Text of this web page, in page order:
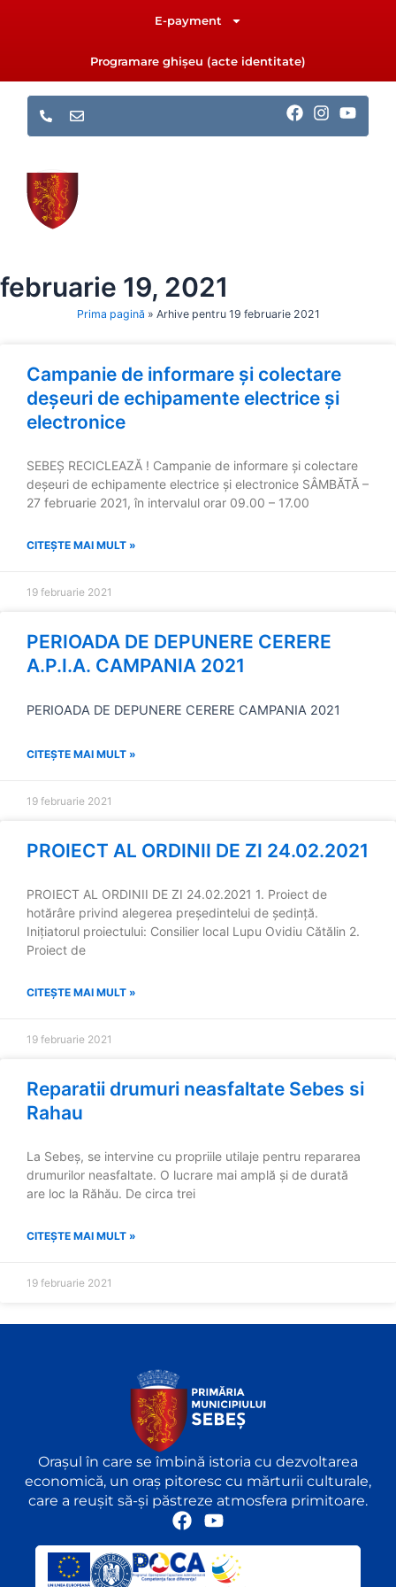
E-payment
Programare ghișeu (acte identitate)
F
I
Y
februarie 19, 2021
Prima pagină » Arhive pentru 19 februarie 2021
Campanie de informare și colectare
deșeuri de echipamente electrice și
electronice
SEBEȘ RECICLEAZĂ ! Campanie de informare și colectare
deșeuri de echipamente electrice și electronice SÂMBĂTĂ –
27 februarie 2021, în intervalul orar 09.00 – 17.00
CITEȘTE MAI MULT »
19 februarie 2021
PERIOADA DE DEPUNERE CERERE
A.P.I.A. CAMPANIA 2021
PERIOADA DE DEPUNERE CERERE CAMPANIA 2021
CITEȘTE MAI MULT »
19 februarie 2021
PROIECT AL ORDINII DE ZI 24.02.2021
PROIECT AL ORDINII DE ZI 24.02.2021 1. Proiect de
hotărâre privind alegerea președintelui de ședință.
Inițiatorul proiectului: Consilier local Lupu Ovidiu Cătălin 2.
Proiect de
CITEȘTE MAI MULT »
19 februarie 2021
Reparatii drumuri neasfaltate Sebes si
Rahau
La Sebeș, se intervine cu propriile utilaje pentru repararea
drumurilor neasfaltate. O lucrare mai amplă și de durată
are loc la Răhău. De circa trei
CITEȘTE MAI MULT »
19 februarie 2021
Orașul în care se îmbină istoria cu dezvoltarea
economică, un oraș pitoresc cu mărturii culturale,
care a reușit să-și păstreze atmosfera primitoare.
F
a
c
e
Y
o
u
t